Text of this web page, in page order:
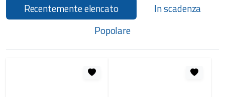
Recentemente elencato
In scadenza
Popolare